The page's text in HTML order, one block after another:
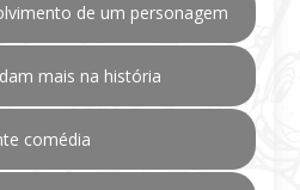
de um personagem
mais na história
comédia